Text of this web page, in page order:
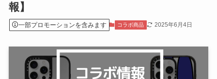
報】
一部プロモーションを含みます コラボ商品 2025年6月4日